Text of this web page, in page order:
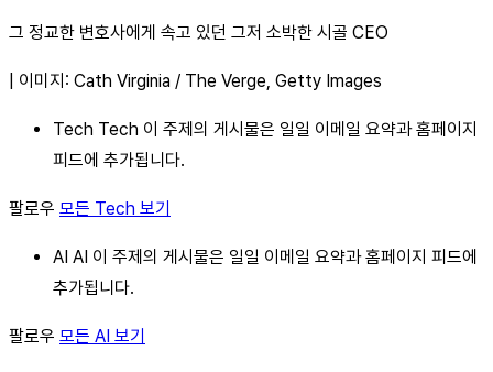
그 정교한 변호사에게 속고 있던 그저 소박한 시골 CEO
| 이미지: Cath Virginia / The Verge, Getty Images
Tech Tech 이 주제의 게시물은 일일 이메일 요약과 홈페이지
피드에 추가됩니다.
팔로우 모든 Tech 보기
AI AI 이 주제의 게시물은 일일 이메일 요약과 홈페이지 피드에
추가됩니다.
팔로우 모든 AI 보기